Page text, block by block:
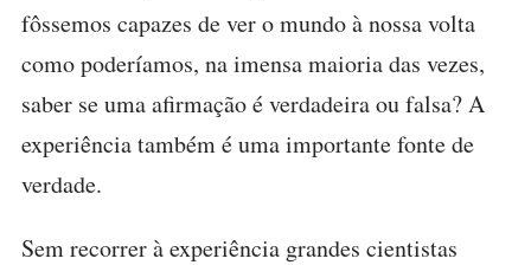
fôssemos capazes de ver o mundo à nossa volta
como poderíamos, na imensa maioria das vezes,
saber se uma afirmação é verdadeira ou falsa? A
experiência também é uma importante fonte de
verdade.
Sem recorrer à experiência grandes cientistas